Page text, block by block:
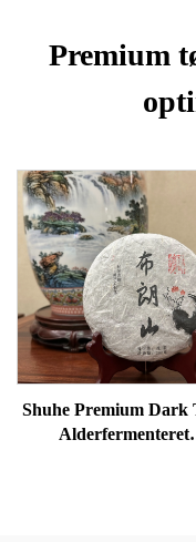
Premium
Shuhe Premium Dark
Alderfermenteret